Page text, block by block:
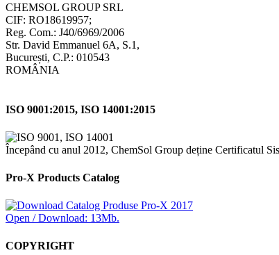
CHEMSOL GROUP SRL
CIF: RO18619957;
Reg. Com.: J40/6969/2006
Str. David Emmanuel 6A, S.1,
București, C.P.: 010543
ROMÂNIA
ISO 9001:2015, ISO 14001:2015
Începând cu anul 2012, ChemSol Group deține Certificatul
Pro-X Products Catalog
Open / Download: 13Mb.
COPYRIGHT